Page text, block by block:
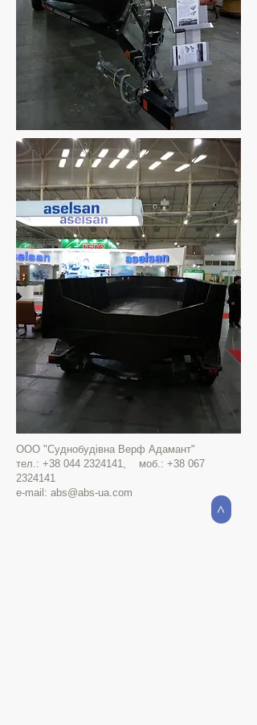
ООО "Суднобудівна Верф Адамант"
тел.: +38 044 2324141, моб.: +38 067
2324141
e-mail: abs@abs-ua.com
>